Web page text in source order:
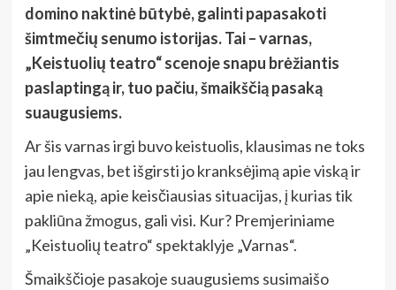
domino naktinė būtybė, galinti papasakoti
šimtmečių senumo istorijas. Tai – varnas,
„Keistuolių teatro“ scenoje snapu brėžiantis
paslaptingą ir, tuo pačiu, šmaikščią pasaką
suaugusiems.
Ar šis varnas irgi buvo keistuolis, klausimas ne toks
jau lengvas, bet išgirsti jo kranksėjimą apie viską ir
apie nieką, apie keisčiausias situacijas, į kurias tik
pakliūna žmogus, gali visi. Kur? Premjeriniame
„Keistuolių teatro“ spektaklyje „Varnas“.
Šmaikščioje pasakoje suaugusiems susimaišo